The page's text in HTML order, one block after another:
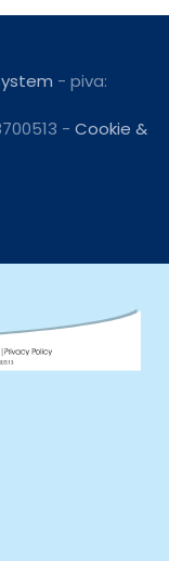
- piva:
- Cookie &